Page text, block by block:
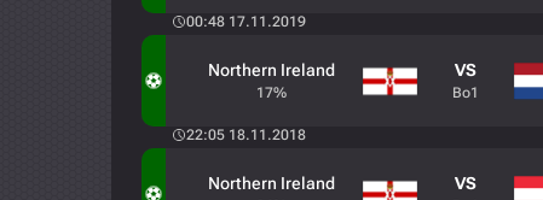
00:48 17.11.2019
Northern Ireland
17%
VS
Bo1
22:05 18.11.2018
Northern Ireland VS